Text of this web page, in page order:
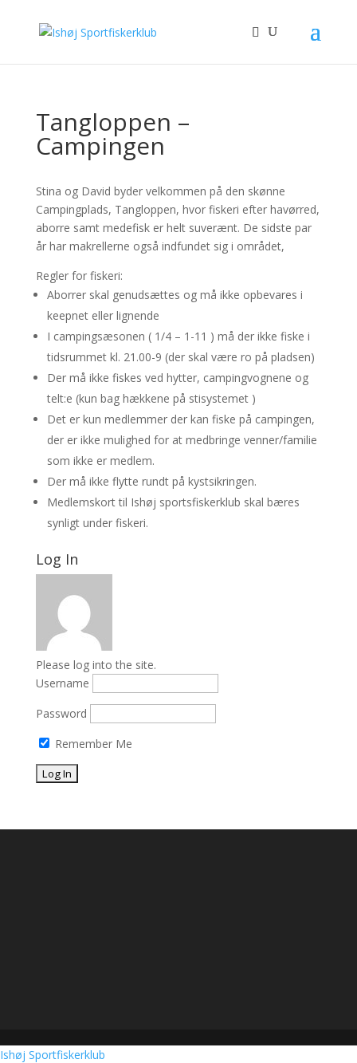
Tangloppen –
Campingen
Stina og David byder velkommen på den skønne
Campingplads, Tangloppen, hvor fiskeri efter havørred,
aborre samt medefisk er helt suverænt. De sidste par
år har makrellerne også indfundet sig i området,
Regler for fiskeri:
Aborrer skal genudsættes og må ikke opbevares i
keepnet eller lignende
I campingsæsonen ( 1/4 – 1-11 ) må der ikke fiske i
tidsrummet kl. 21.00-9 (der skal være ro på pladsen)
Der må ikke fiskes ved hytter, campingvognene og
telt:e (kun bag hækkene på stisystemet )
Det er kun medlemmer der kan fiske på campingen,
der er ikke mulighed for at medbringe venner/familie
som ikke er medlem.
Der må ikke flytte rundt på kystsikringen.
Medlemskort til Ishøj sportsfiskerklub skal bæres
synligt under fiskeri.
Log In
Please log into the site.
Username
Password
Remember Me
Ishøj Sportfiskerklub